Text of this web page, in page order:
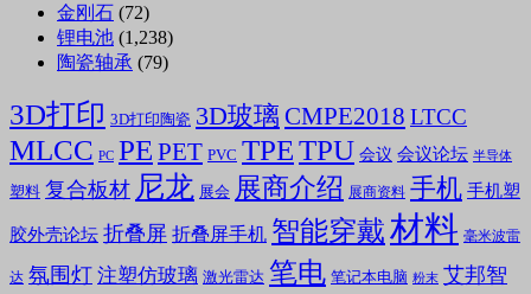
金刚石 (72)
锂电池 (1,238)
陶瓷轴承 (79)
3D打印 3D打印陶瓷 3D玻璃 CMPE2018 LTCC
MLCC PC PE PET PVC TPETPU 会议 会议论坛 半导体
塑料 复合板材 尼龙 展会 展商介绍 展商资料 手机 手机塑
胶外壳论坛 折叠屏 折叠屏手机 智能穿戴材料 毫米波雷
达 氛围灯 注塑仿玻璃 激光雷达 笔电 笔记本电脑 粉末 艾邦智